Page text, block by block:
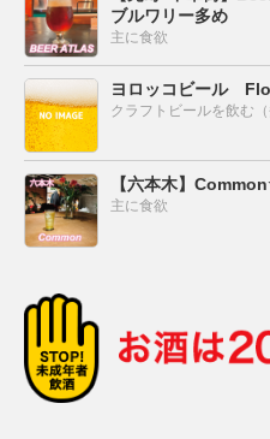
ブルワリー多め
主に食欲
ヨロッコビール
クラフトビールを飲む
【六本木】
主に食欲